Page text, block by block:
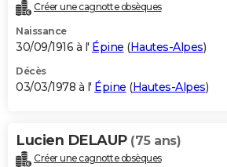
Créer une cagnotte obsèques
Naissance
30/09/1916 à l' Épine (Hautes-Alpes)
Décès
03/03/1978 à l' Épine (Hautes-Alpes)
Lucien DELAUP (75 ans)
Créer une cagnotte obsèques